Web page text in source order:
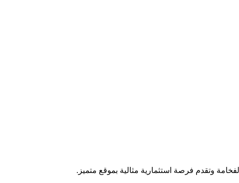
وتقدم فرصة استثمارية مثالية بموقع متميز.